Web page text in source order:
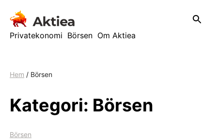
innehåll
Privatekonomi Börsen Om Aktiea
Hem / Börsen
Kategori: Börsen
Börsen